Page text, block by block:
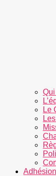
Le
Adhésion